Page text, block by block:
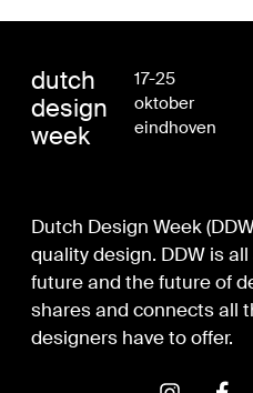
dutch
design
week
17-25
oktober
eindhoven
Dutch Design Week
quality design. DDW is
future and the future of
shares and connects all
designers have to offer.